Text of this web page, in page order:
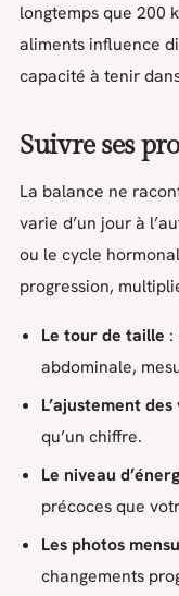
longtemps que 200
aliments influence
capacité à tenir
Suivre ses
La balance ne
varie d’un jour à
ou le cycle
progression,
Le tour de taille :
abdominale,
L’ajustement
qu’un chiffre.
Le niveau
précoces que
Les photos
changements